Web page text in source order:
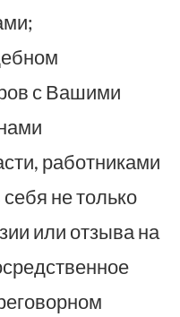
с Вашими
работниками
не только
или отзыва на